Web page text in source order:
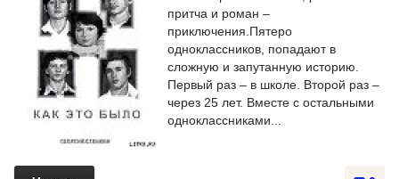
притча и роман –
приключения.Пятеро
одноклассников, попадают в
сложную и запутанную историю.
Первый раз – в школе. Второй раз –
через 25 лет. Вместе с остальными
одноклассниками...